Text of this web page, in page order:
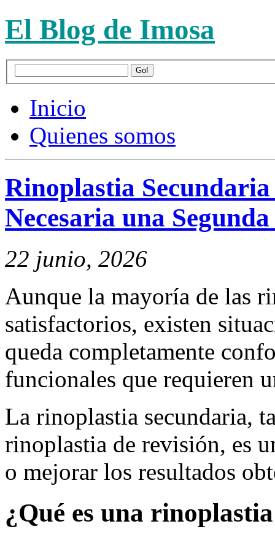
El Blog de Imosa
Inicio
Quienes somos
Rinoplastia
Necesaria una
22 junio, 2026
Aunque la mayoría de las
satisfactorios, existen
queda completamente
funcionales que requieren
La rinoplastia secundaria,
rinoplastia de revisión, es
o mejorar los resultados
¿Qué es una